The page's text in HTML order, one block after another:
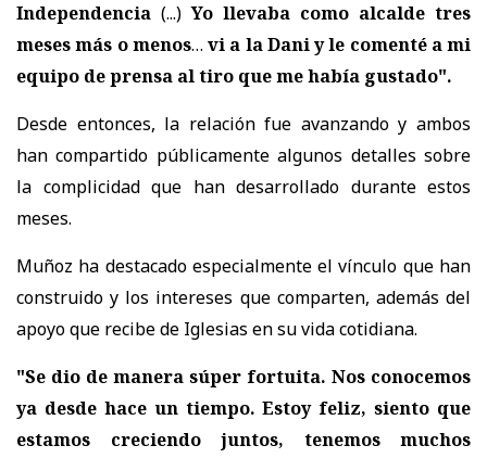
Independencia (...)Yo llevaba como alcalde tres
meses más o menos… vi a la Dani y le comenté a mi
equipo de prensa al tiro que me había gustado".
Desde entonces, la relación fue avanzando y ambos
han compartido públicamente algunos detalles sobre
la complicidad que han desarrollado durante estos
meses.
Muñoz ha destacado especialmente el vínculo que han
construido y los intereses que comparten, además del
apoyo que recibe de Iglesias en su vida cotidiana.
"Se dio de manera súper fortuita. Nos conocemos
ya desde hace un tiempo. Estoy feliz, siento que
estamos creciendo juntos, tenemos muchos